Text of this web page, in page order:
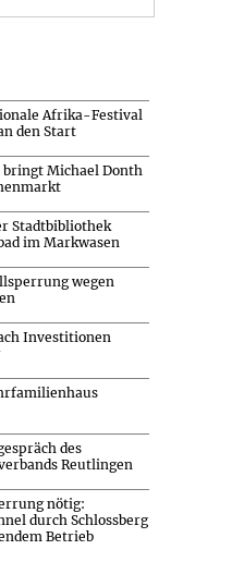
Afrika-Festival
den Start
Michael Donth
Stadtbibliothek
im Markwasen
wegen
Investitionen
des
Reutlingen
nötig:
durch Schlossberg
Betrieb